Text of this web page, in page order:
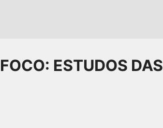
ESTUDOS DAS